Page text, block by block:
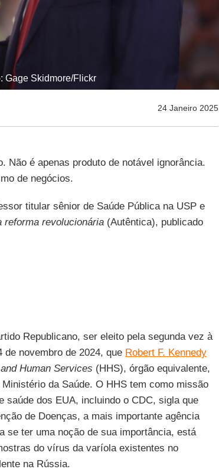
Gage Skidmore/Flickr
24 Janeiro 2025
Não é apenas produto de notável ignorância.
de negócios.
titular sênior de Saúde Pública na USP e
reforma revolucionária(Autêntica), publicado
Republicano, ser eleito pela segunda vez à
de novembro de 2024, que Robert F. Kennedy
Human Services (HHS), órgão equivalente,
da Saúde. O HHS tem como missão
saúde dos EUA, incluindo o CDC, sigla que
de Doenças, a mais importante agência
se ter uma noção de sua importância, está
do vírus da varíola existentes no
na Rússia.